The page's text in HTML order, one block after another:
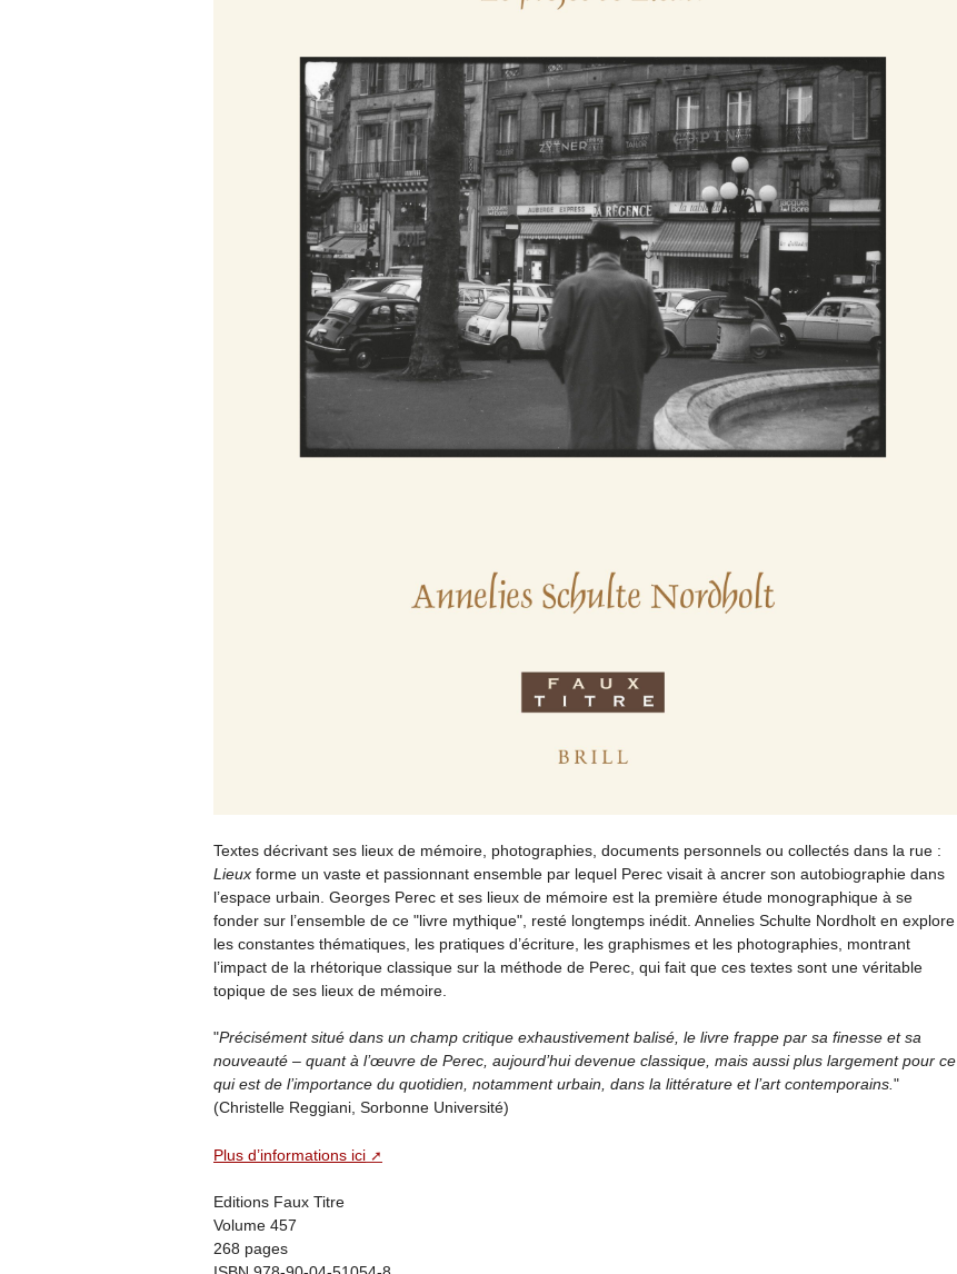
Textes décrivant ses lieux de mémoire, photographies, documents personnels ou collectés dans la rue :
Lieux forme un vaste et passionnant ensemble par lequel Perec visait à ancrer son autobiographie dans
l’espace urbain. Georges Perec et ses lieux de mémoire est la première étude monographique à se
fonder sur l’ensemble de ce "livre mythique", resté longtemps inédit. Annelies Schulte Nordholt en explore
les constantes thématiques, les pratiques d’écriture, les graphismes et les photographies, montrant
l’impact de la rhétorique classique sur la méthode de Perec, qui fait que ces textes sont une véritable
topique de ses lieux de mémoire.
"Précisément situé dans un champ critique exhaustivement balisé, le livre frappe par sa finesse et sa
nouveauté – quant à l’œuvre de Perec, aujourd’hui devenue classique, mais aussi plus largement pour ce
qui est de l’importance du quotidien, notamment urbain, dans la littérature et l’art contemporains."
(Christelle Reggiani, Sorbonne Université)
Plus d’informations ici
Editions Faux Titre
Volume 457
268 pages